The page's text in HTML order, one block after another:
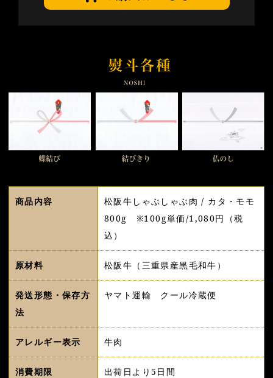
商品内容
松阪牛しゃぶしゃぶ肉 / カタ・モモ
800g ※100g単価/1,080円（税
込）
原材料 松阪牛（三重県産黒毛和牛）
発送形態・保存方
法
ヤマト運輸 クール冷蔵便
アレルギー表示 牛肉
消費期限 出荷日より5日間